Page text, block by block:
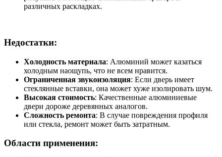
различных раскладках.
Недостатки:
Холодность материала: Алюминий может казаться
холодным наощупь, что не всем нравится.
Ограниченная звукоизоляция: Если дверь имеет
стеклянные вставки, она может хуже изолировать шум.
Высокая стоимость: Качественные алюминиевые
двери дороже деревянных аналогов.
Сложность ремонта: В случае повреждения профиля
или стекла, ремонт может быть затратным.
Области применения: